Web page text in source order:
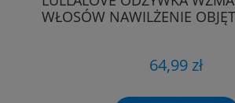
WŁOSÓW NAWILŻENIE
64,99 zł